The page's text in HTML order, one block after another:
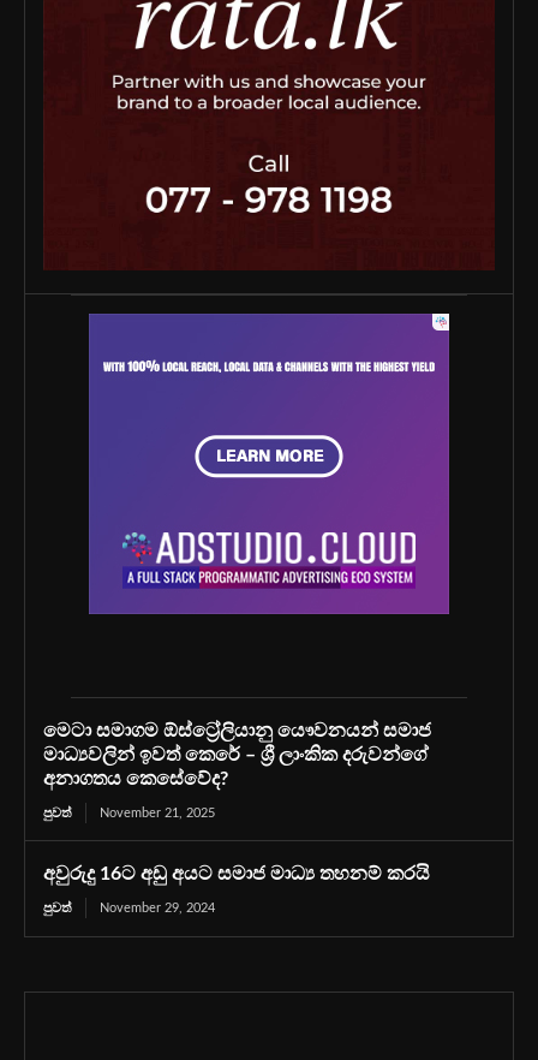
මෙටා සමාගම ඕස්ට්‍රේලියානු යෞවනයන් සමාජ
මාධ්‍යවලින් ඉවත් කෙරේ – ශ්‍රී ලාංකික දරුවන්ගේ
අනාගතය කෙසේවේද?
පුවත් November 21, 2025
අවුරුදු 16ට අඩු අයට සමාජ මාධ්‍ය තහනම් කරයි
පුවත් November 29, 2024